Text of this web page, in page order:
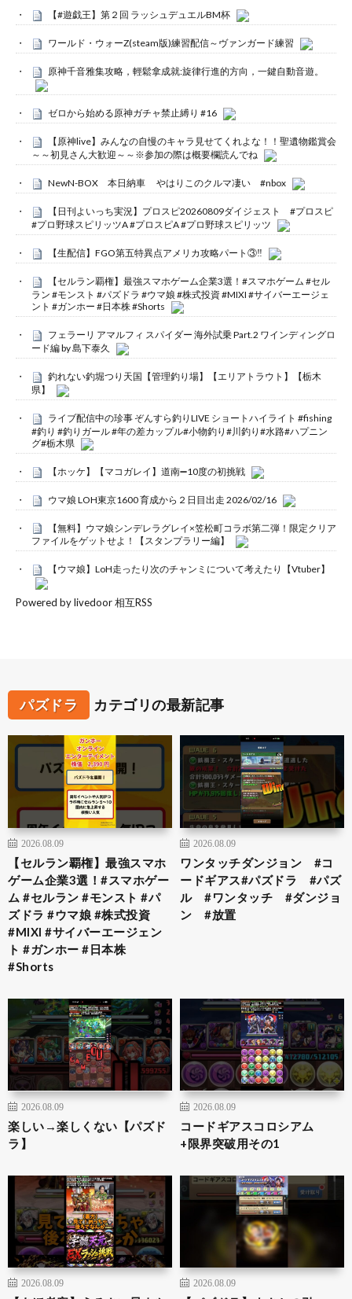
【#遊戯王】第２回 ラッシュデュエルBM杯
ワールド・ウォーZ(steam版)練習配信～ヴァンガード練習
原神千音雅集攻略，輕鬆拿成就:旋律行進的方向，一鍵自動音遊。
ゼロから始める原神ガチャ禁止縛り #16
【原神live】みんなの自慢のキャラ見せてくれよな！！聖遺物鑑賞会
～～初見さん大歓迎～～※参加の際は概要欄読んでね
NewN-BOX 本日納車 やはりこのクルマ凄い #nbox
【日刊よいっち実況】プロスピ20260809ダイジェスト #プロスピ
#プロ野球スピリッツA #プロスピA #プロ野球スピリッツ
【生配信】FGO第五特異点アメリカ攻略パート③‼️
【セルラン覇権】最強スマホゲーム企業3選！#スマホゲーム #セル
ラン #モンスト #パズドラ #ウマ娘 #株式投資 #MIXI #サイバーエージェ
ント #ガンホー #日本株 #Shorts
フェラーリ アマルフィ スパイダー 海外試乗 Part.2 ワインディングロ
ード編 by 島下泰久
釣れない釣堀つり天国【管理釣り場】【エリアトラウト】【栃木
県】
ライブ配信中の珍事 ぞんすら釣りLIVE ショートハイライト #fishing
#釣り #釣りガール #年の差カップル#小物釣り#川釣り#水路#ハプニン
グ#栃木県
【ホッケ】【マコガレイ】道南➖10度の初挑戦
ウマ娘 LOH東京1600 育成から２日目出走 2026/02/16
【無料】ウマ娘シンデレラグレイ×笠松町コラボ第二弾！限定クリア
ファイルをゲットせよ！【スタンプラリー編】
【ウマ娘】LoH走ったり次のチャンミについて考えたり【Vtuber】
Powered by livedoor 相互RSS
パズドラ カテゴリの最新記事
2026.08.09
【セルラン覇権】最強スマホ
ゲーム企業3選！#スマホゲー
ム #セルラン #モンスト #パ
ズドラ #ウマ娘 #株式投資
#MIXI #サイバーエージェン
ト #ガンホー #日本株
#Shorts
2026.08.09
ワンタッチダンジョン #コ
ードギアス#パズドラ #パズ
ル #ワンタッチ #ダンジョ
ン #放置
2026.08.09
楽しい→楽しくない【パズド
ラ】
2026.08.09
コードギアスコロシアム
+限界突破用その1
2026.08.09 2026.08.09